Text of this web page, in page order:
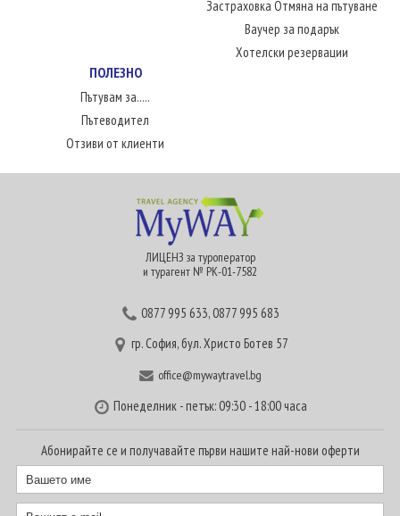
Застраховка Отмяна на пътуване
Ваучер за подарък
Хотелски резервации
ПОЛЕЗНО
Пътувам за.....
Пътеводител
Отзиви от клиенти
ЛИЦЕНЗ за туроператор
и турагент № РК-01-7582
0877 995 633,0877 995 683
гр. София, бул. Христо Ботев 57
office@mywaytravel.bg
Понеделник - петък: 09:30 - 18:00 часа
Абонирайте се и получавайте първи нашите най-нови оферти